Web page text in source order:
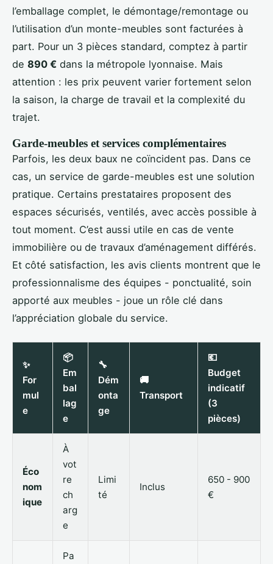
l’emballage complet, le démontage/remontage ou
l’utilisation d’un monte-meubles sont facturées à
part. Pour un 3 pièces standard, comptez à partir
de 890 € dans la métropole lyonnaise. Mais
attention : les prix peuvent varier fortement selon
la saison, la charge de travail et la complexité du
trajet.
Garde-meubles et services complémentaires
Parfois, les deux baux ne coïncident pas. Dans ce
cas, un service de garde-meubles est une solution
pratique. Certains prestataires proposent des
espaces sécurisés, ventilés, avec accès possible à
tout moment. C’est aussi utile en cas de vente
immobilière ou de travaux d’aménagement différés.
Et côté satisfaction, les avis clients montrent que le
professionnalisme des équipes - ponctualité, soin
apporté aux meubles - joue un rôle clé dans
l’appréciation globale du service.
✨
For
mul
e
📦
Em
bal
lag
e
🔧
Dém
onta
ge
🚚
Transport
💶
Budget
indicatif
(3
pièces)
Éco
nom
ique
À
vot
re
ch
arg
e
Limi
té
Inclus
650 - 900
€
Pa